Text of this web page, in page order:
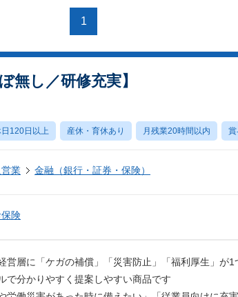
1
無し／研修充実】
120日以上 産休・育休あり 月残業20時間以内
業 金融（銀行・証券・保険）
険
営層に「ケガの補償」「災害防止」「福利厚生」が
で分かりやすく提案しやすい商品です